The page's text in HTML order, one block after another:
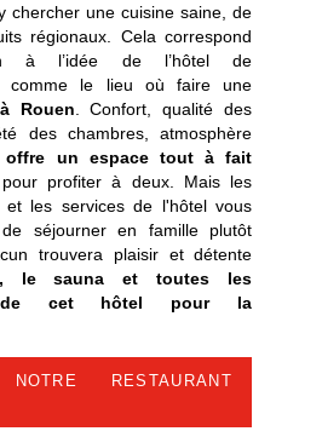
chercher une cuisine saine, de
régionaux. Cela correspond
à l’idée de l’hôtel de
comme le lieu où faire une
Rouen . Confort, qualité des
des chambres, atmosphère
offre un espace tout à fait
pour profiter à deux. Mais les
et les services de l'hôtel vous
séjourner en famille plutôt
trouvera plaisir et détente
le sauna et toutes les
de cet hôtel pour la
NOTRE RESTAURANT